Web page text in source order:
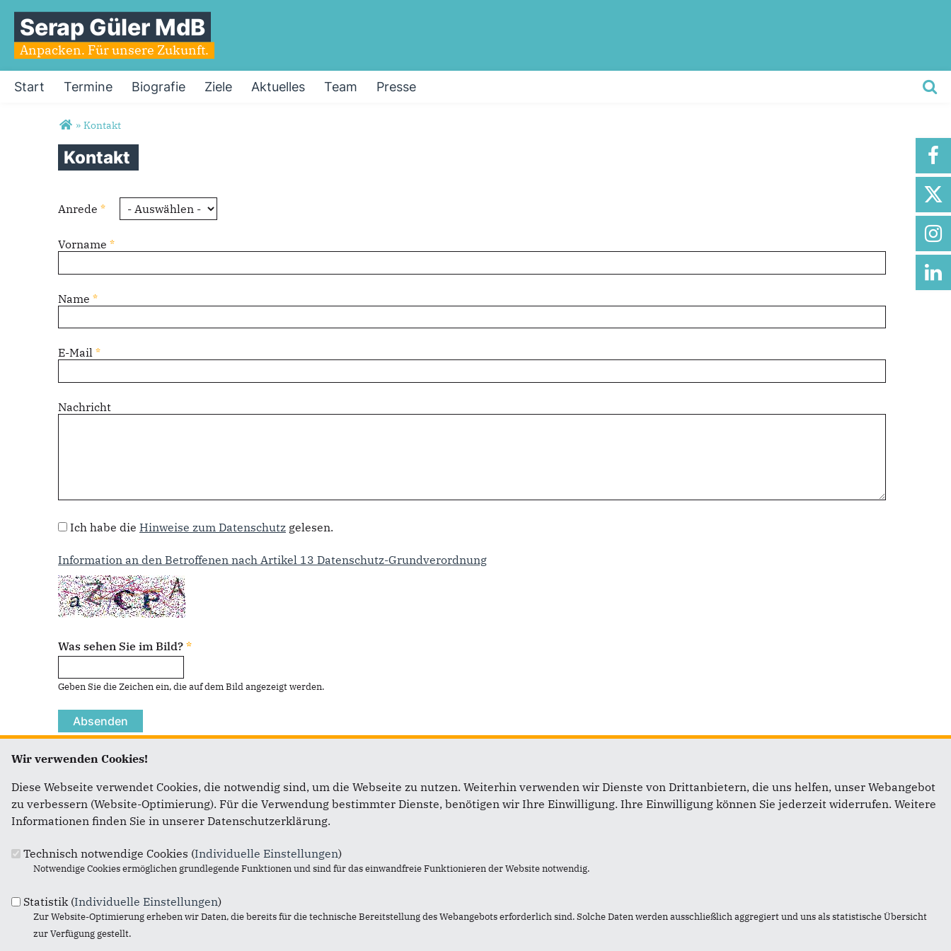
Serap Güler MdB
Anpacken. Für unsere Zukunft.
Start Termine Biografie Ziele Aktuelles Team Presse
Sie sind hier
» Kontakt
Kontakt
Kontakt
Anrede *
Vorname *
Name *
E-Mail *
Nachricht
Datenschutz*
Ich habe die Hinweise zum Datenschutz gelesen.
Information an den Betroffenen nach Artikel 13 Datenschutz-Grundverordnung
Was sehen Sie im Bild? *
Geben Sie die Zeichen ein, die auf dem Bild angezeigt werden.
Folgen Sie mir!
Fußbereich
Serap Güler MdB
Platz der Republik 1
Leverkusen
Kontakt
Wir verwenden Cookies!
Diese Webseite verwendet Cookies, die notwendig sind, um die Webseite zu nutzen. Weiterhin verwenden wir Dienste von Drittanbietern, die uns helfen, unser Webangebot
zu verbessern (Website-Optimierung). Für die Verwendung bestimmter Dienste, benötigen wir Ihre Einwilligung. Ihre Einwilligung können Sie jederzeit widerrufen. Weitere
Informationen finden Sie in unserer Datenschutzerklärung.
Technisch notwendige Cookies (Individuelle Einstellungen)
Notwendige Cookies ermöglichen grundlegende Funktionen und sind für das einwandfreie Funktionieren der Website notwendig.
Statistik (Individuelle Einstellungen)
Zur Website-Optimierung erheben wir Daten, die bereits für die technische Bereitstellung des Webangebots erforderlich sind. Solche Daten werden ausschließlich aggregiert und uns als statistische Übersicht
zur Verfügung gestellt.